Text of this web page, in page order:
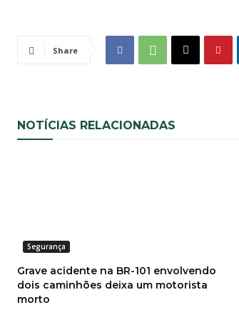
Share
NOTÍCIAS RELACIONADAS
Segurança
Grave acidente na BR-101 envolvendo
dois caminhões deixa um motorista
morto